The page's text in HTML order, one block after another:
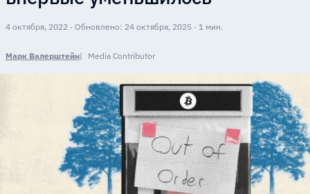
4 октября, 2022 · Обновлено: 24 октября, 2025 · 1 мин.
Марк Валерштейн Media Contributor